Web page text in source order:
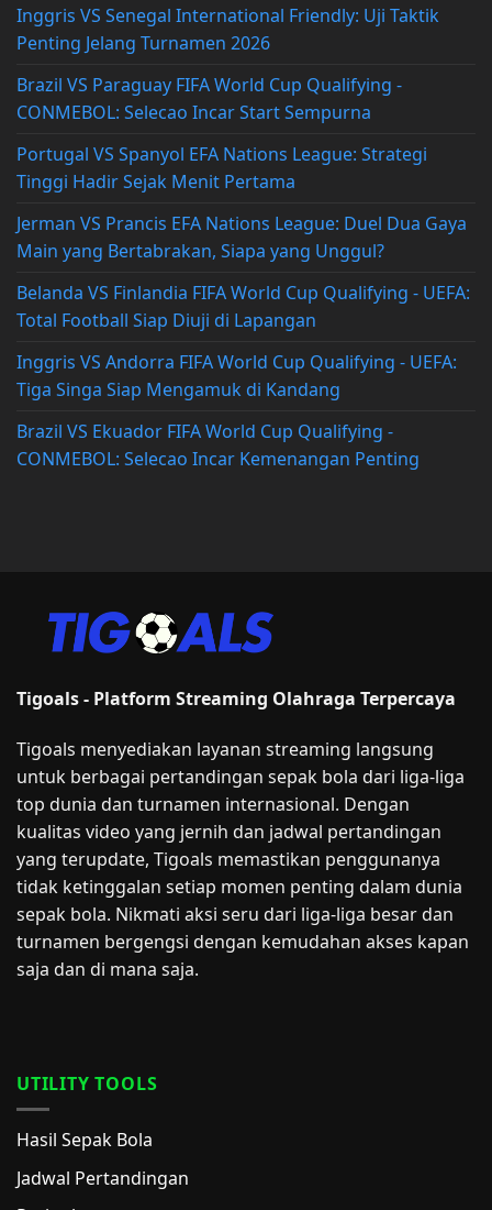
Inggris VS Senegal International Friendly: Uji Taktik
Penting Jelang Turnamen 2026
Brazil VS Paraguay FIFA World Cup Qualifying -
CONMEBOL: Selecao Incar Start Sempurna
Portugal VS Spanyol EFA Nations League: Strategi
Tinggi Hadir Sejak Menit Pertama
Jerman VS Prancis EFA Nations League: Duel Dua Gaya
Main yang Bertabrakan, Siapa yang Unggul?
Belanda VS Finlandia FIFA World Cup Qualifying - UEFA:
Total Football Siap Diuji di Lapangan
Inggris VS Andorra FIFA World Cup Qualifying - UEFA:
Tiga Singa Siap Mengamuk di Kandang
Brazil VS Ekuador FIFA World Cup Qualifying -
CONMEBOL: Selecao Incar Kemenangan Penting
Tigoals - Platform Streaming Olahraga Terpercaya
Tigoals menyediakan layanan streaming langsung
untuk berbagai pertandingan sepak bola dari liga-liga
top dunia dan turnamen internasional. Dengan
kualitas video yang jernih dan jadwal pertandingan
yang terupdate, Tigoals memastikan penggunanya
tidak ketinggalan setiap momen penting dalam dunia
sepak bola. Nikmati aksi seru dari liga-liga besar dan
turnamen bergengsi dengan kemudahan akses kapan
saja dan di mana saja.
UTILITY TOOLS
Hasil Sepak Bola
Jadwal Pertandingan